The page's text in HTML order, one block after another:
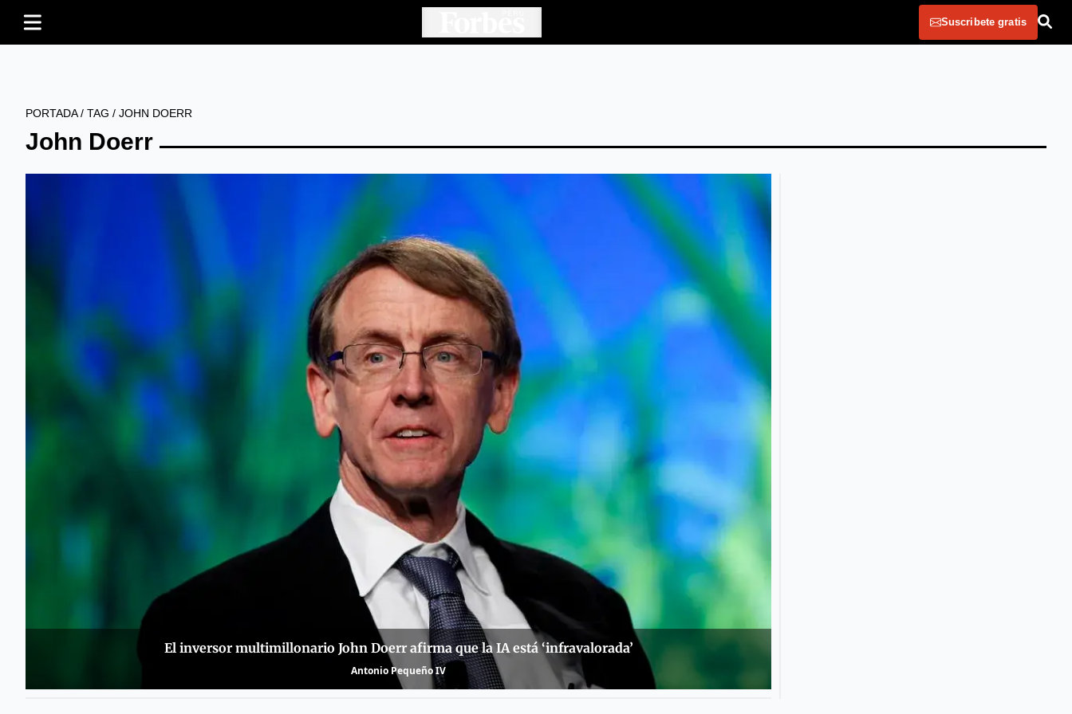
Suscribete gratis
PORTADA/ TAG / JOHN DOERR
John Doerr
El inversor multimillonario John Doerr afirma que la IA está ‘infravalorada’
Antonio Pequeño IV